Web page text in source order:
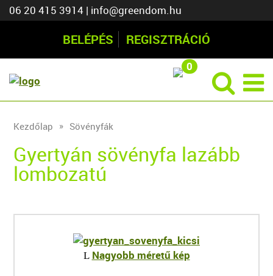
06 20 415 3914 | info@greendom.hu
BELÉPÉS REGISZTRÁCIÓ
0
Kezdőlap Sövényfák
Gyertyán sövényfa lazább
lombozatú
L Nagyobb méretű kép